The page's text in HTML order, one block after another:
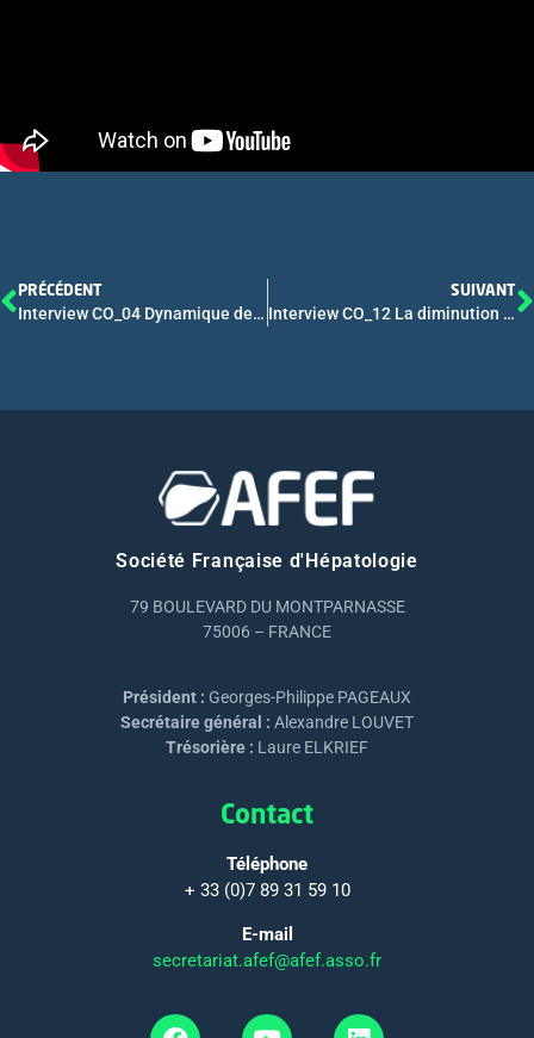
PRÉCÉDENT
Interview CO_04 Dynamique de l’ADN circulant tumoral chez les patients avec carcinome hépatocellulaire en fonction du stade tumoral et des traitements reçus
SUIVANT
Interview CO_12 La diminution de l’ARN-VHD de moins de 1 log après 6 mois de monothérapie par Bulévirtide 2 mg est un facteur prédictif de mauvaise réponse à long terme
Société Française d'Hépatologie
79 BOULEVARD DU MONTPARNASSE
75006 – FRANCE
Président : Georges-Philippe PAGEAUX
Secrétaire général : Alexandre LOUVET
Trésorière : Laure ELKRIEF
Contact
Téléphone
+ 33 (0)7 89 31 59 10
E-mail
secretariat.afef@afef.asso.fr